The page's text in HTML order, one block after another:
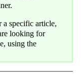
a specific article,
looking for
using the